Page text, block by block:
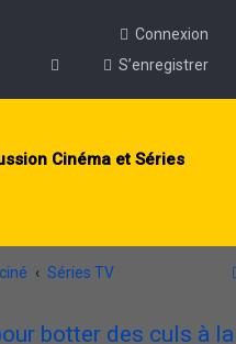
Connexion
S’enregistrer
Cinéma et Séries
Séries TV
botter des culs à la